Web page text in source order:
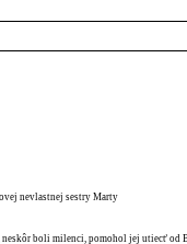
nevlastnej sestry Marty
boli milenci, pomohol jej utiecť od